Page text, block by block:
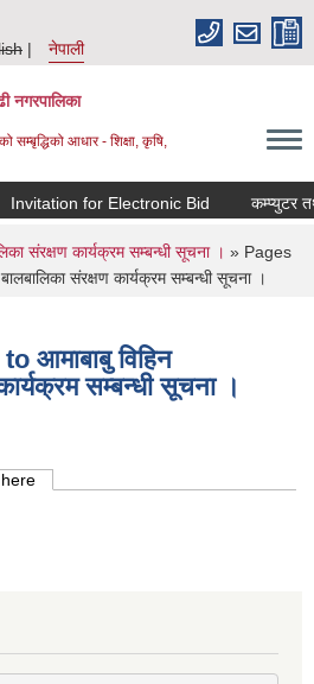
नेपाली
नगरपालिका
सम्बृद्धिको आधार - शिक्षा, कृषि,
Invitation for Electronic Bid कम्प्युटर
संरक्षण कार्यक्रम सम्बन्धी सूचना । » Pages
संरक्षण कार्यक्रम सम्बन्धी सूचना ।
आमाबाबु विहिन
सम्बन्धी सूचना ।